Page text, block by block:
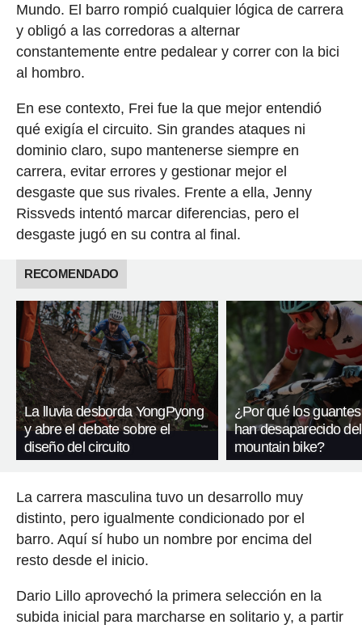
Mundo. El barro rompió cualquier lógica de carrera
y obligó a las corredoras a alternar
constantemente entre pedalear y correr con la bici
al hombro.
En ese contexto, Frei fue la que mejor entendió
qué exigía el circuito. Sin grandes ataques ni
dominio claro, supo mantenerse siempre en
carrera, evitar errores y gestionar mejor el
desgaste que sus rivales. Frente a ella, Jenny
Rissveds intentó marcar diferencias, pero el
desgaste jugó en su contra al final.
RECOMENDADO
La lluvia desborda YongPyong
y abre el debate sobre el
diseño del circuito
¿Por qué los
han desaparecido del
mountain bike?
La carrera masculina tuvo un desarrollo muy
distinto, pero igualmente condicionado por el
barro. Aquí sí hubo un nombre por encima del
resto desde el inicio.
Dario Lillo aprovechó la primera selección en la
subida inicial para marcharse en solitario y, a partir